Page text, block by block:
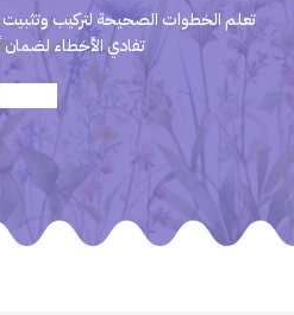
تعلم الخطوات الصحيحة لتركيب
تفادي الأخطاء لضمان